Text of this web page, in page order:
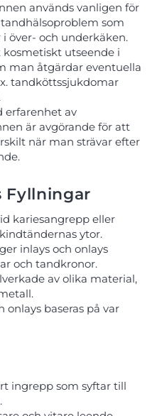
används vanligen för
som
över- och underkäken.
utseende i
man åtgärdar eventuella
tandköttssjukdomar
erfarenhet av
är avgörande för att
när man strävar efter
Fyllningar
kariesangrepp eller
ytor.
inlays och onlays
och tandkronor.
av olika material,
onlays baseras på var
ingrepp som syftar till